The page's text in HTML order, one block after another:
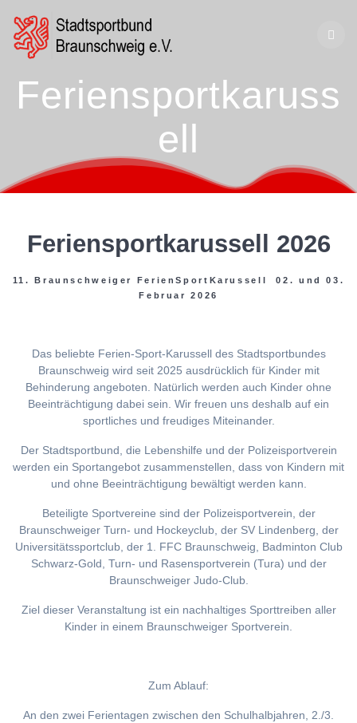
Feriensportkaruss
ell
Feriensportkarussell 2026
11. Braunschweiger FerienSportKarussell 02. und 03.
Februar 2026
Das beliebte Ferien-Sport-Karussell des Stadtsportbundes
Braunschweig wird seit 2025 ausdrücklich für Kinder mit
Behinderung angeboten. Natürlich werden auch Kinder ohne
Beeinträchtigung dabei sein. Wir freuen uns deshalb auf ein
sportliches und freudiges Miteinander.
Der Stadtsportbund, die Lebenshilfe und der Polizeisportverein
werden ein Sportangebot zusammenstellen, dass von Kindern mit
und ohne Beeinträchtigung bewältigt werden kann.
Beteiligte Sportvereine sind der Polizeisportverein, der
Braunschweiger Turn- und Hockeyclub, der SV Lindenberg, der
Universitätssportclub, der 1. FFC Braunschweig, Badminton Club
Schwarz-Gold, Turn- und Rasensportverein (Tura) und der
Braunschweiger Judo-Club.
Ziel dieser Veranstaltung ist ein nachhaltiges Sporttreiben aller
Kinder in einem Braunschweiger Sportverein.
Zum Ablauf:
An den zwei Ferientagen zwischen den Schulhalbjahren, 2./3.